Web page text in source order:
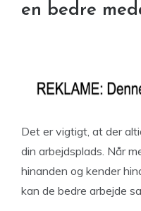
en bedre
Det er vigtigt, at der
din arbejdsplads. Når
hinanden og kender
kan de bedre arbejde